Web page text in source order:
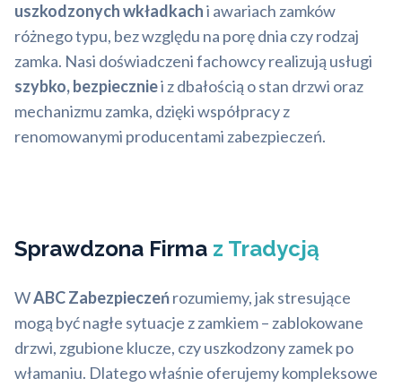
uszkodzonych wkładkachi awariach zamków
różnego typu, bez względu na porę dnia czy rodzaj
zamka. Nasi doświadczeni fachowcy realizują usługi
szybko, bezpieczniei z dbałością o stan drzwi oraz
mechanizmu zamka, dzięki współpracy z
renomowanymi producentami zabezpieczeń.
Sprawdzona Firma z Tradycją
WABC Zabezpieczeńrozumiemy, jak stresujące
mogą być nagłe sytuacje z zamkiem – zablokowane
drzwi, zgubione klucze, czy uszkodzony zamek po
włamaniu. Dlatego właśnie oferujemy kompleksowe